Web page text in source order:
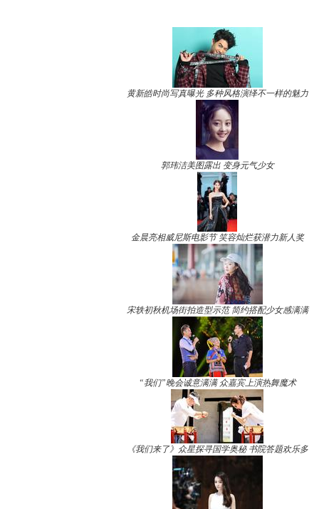
黄新皓时尚写真曝光 多种风格演绎不一样的魅力
郭玮洁美图露出 变身元气少女
金晨亮相威尼斯电影节 笑容灿烂获潜力新人奖
宋轶初秋机场街拍造型示范 简约搭配少女感满满
“我们”晚会诚意满满 众嘉宾上演热舞魔术
《我们来了》众星探寻国学奥秘 书院答题欢乐多